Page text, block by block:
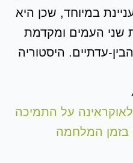
במיוחד, שכן היא
שני העמים ומקדמת
עדתיים. היסטוריה
על התמיכה
בזמן המלחמה